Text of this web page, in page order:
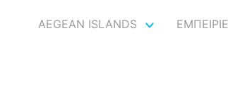
AEGEAN ISLANDS